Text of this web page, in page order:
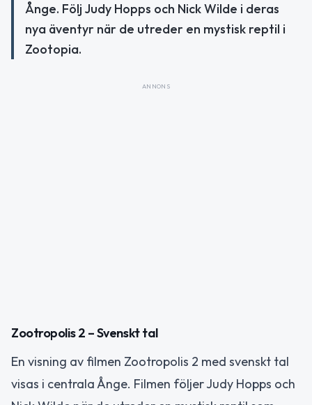
Ånge. Följ Judy Hopps och Nick Wilde i deras
nya äventyr när de utreder en mystisk reptil i
Zootopia.
ANNONS
Zootropolis 2 – Svenskt tal
En visning av filmen Zootropolis 2 med svenskt tal
visas i centrala Ånge. Filmen följer Judy Hopps och